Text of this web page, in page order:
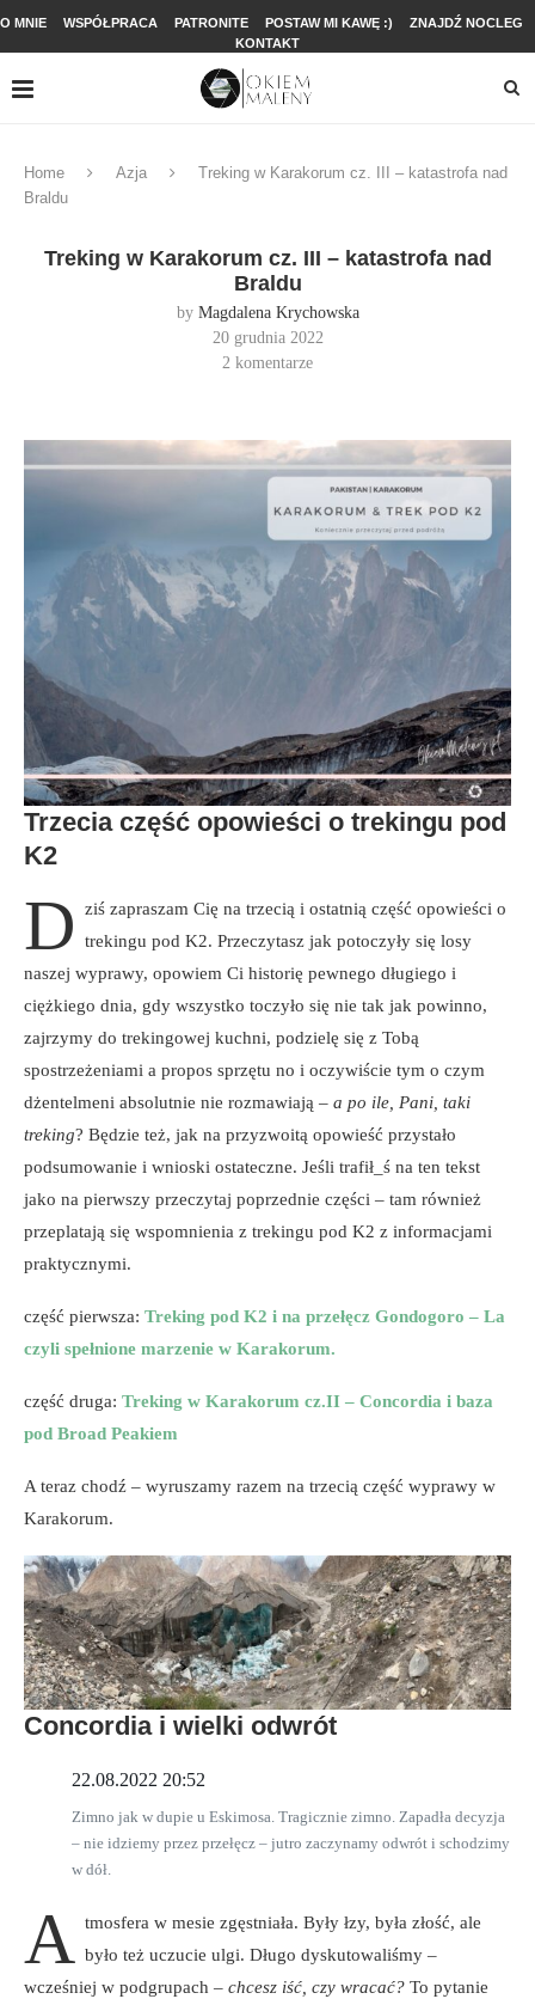
O MNIE WSPÓŁPRACA PATRONITE POSTAW MI KAWĘ :)
ZNAJDŹ NOCLEG
KONTAKT
Home Azja
Treking w Karakorum cz. III – katastrofa nad
Braldu
Treking w Karakorum cz. III – katastrofa nad
Braldu
by Magdalena Krychowska
20 grudnia 2022
2 komentarze
Trzecia część opowieści o trekingu pod
K2
D
ziś zapraszam Cię na trzecią i ostatnią część opowieści o
trekingu pod K2. Przeczytasz jak potoczyły się losy
naszej wyprawy, opowiem Ci historię pewnego długiego i
ciężkiego dnia, gdy wszystko toczyło się nie tak jak powinno,
zajrzymy do trekingowej kuchni, podzielę się z Tobą
spostrzeżeniami a propos sprzętu no i oczywiście tym o czym
dżentelmeni absolutnie nie rozmawiają – a po ile, Pani, taki
treking? Będzie też, jak na przyzwoitą opowieść przystało
podsumowanie i wnioski ostateczne. Jeśli trafił_ś na ten tekst
jako na pierwszy przeczytaj poprzednie części – tam również
przeplatają się wspomnienia z trekingu pod K2 z informacjami
praktycznymi.
część pierwsza: Treking pod K2 i na przełęcz Gondogoro – La
czyli spełnione marzenie w Karakorum.
część druga: Treking w Karakorum cz.II – Concordia i baza
pod Broad Peakiem
A teraz chodź – wyruszamy razem na trzecią część wyprawy w
Karakorum.
Concordia i wielki odwrót
22.08.2022 20:52
Zimno jak w dupie u Eskimosa. Tragicznie zimno. Zapadła decyzja
– nie idziemy przez przełęcz – jutro zaczynamy odwrót i schodzimy
w dół.
A tmosfera w mesie zgęstniała. Były łzy, była złość, ale
było też uczucie ulgi. Długo dyskutowaliśmy –
wcześniej w podgrupach – chcesz iść, czy wracać? To pytanie